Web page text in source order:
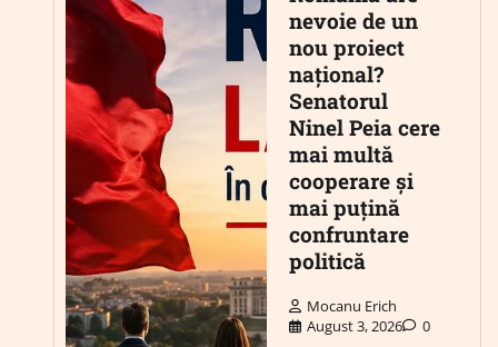
nevoie de un
nou proiect
național?
Senatorul
Ninel Peia cere
mai multă
cooperare și
mai puțină
confruntare
politică
Mocanu Erich
August 3, 2026
0